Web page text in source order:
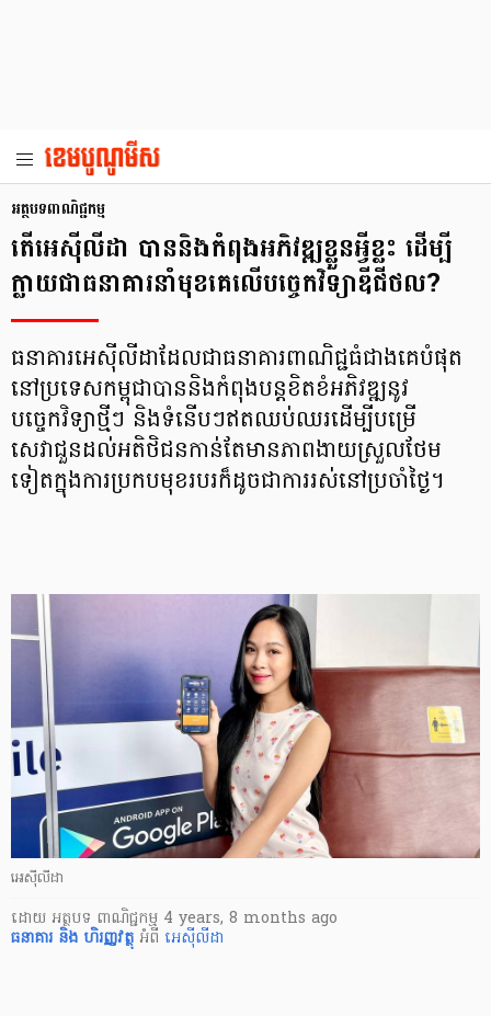
អត្ថបទពាណិជ្ជកម្ម
តើអេស៊ីលីដា បាននិងកំពុងអភិវឌ្ឍខ្លួនអ្វីខ្លះ ដើម្បី
ក្លាយជាធនាគារនាំមុខគេលើបច្ចេកវិទ្យាឌីជីថល?
ធនាគារអេស៊ីលីដាដែលជាធនាគារពាណិជ្ជធំជាងគេបំផុត
នៅប្រទេសកម្ពុជាបាននិងកំពុងបន្តខិតខំអភិវឌ្ឍនូវ
បច្ចេកវិទ្យាថ្មីៗ និងទំនើបៗឥតឈប់ឈរដើម្បីបម្រើ
សេវាជួនដល់អតិថិជនកាន់តែមានភាពងាយស្រួលថែម
ទៀតក្នុងការប្រកបមុខរបរក៏ដូចជាការរស់នៅប្រចាំថ្ងៃ។
អេស៊ីលីដា
ដោយ អត្ថបទ ពាណិជ្ជកម្ម 4 years, 8 months ago
ធនាគារ និង ហិរញ្ញវត្ថុ អំពី អេស៊ីលីដា